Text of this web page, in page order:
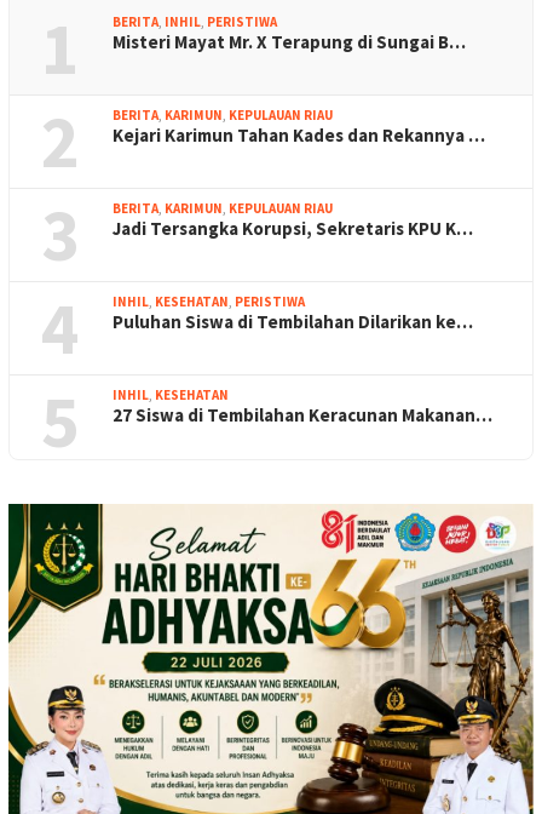
1 BERITA, INHIL, PERISTIWA
Misteri Mayat Mr. X Terapung di Sungai B…
2 BERITA, KARIMUN, KEPULAUAN RIAU
Kejari Karimun Tahan Kades dan Rekannya …
3 BERITA, KARIMUN, KEPULAUAN RIAU
Jadi Tersangka Korupsi, Sekretaris KPU K…
4 INHIL, KESEHATAN, PERISTIWA
Puluhan Siswa di Tembilahan Dilarikan ke…
5 INHIL, KESEHATAN
27 Siswa di Tembilahan Keracunan Makanan…